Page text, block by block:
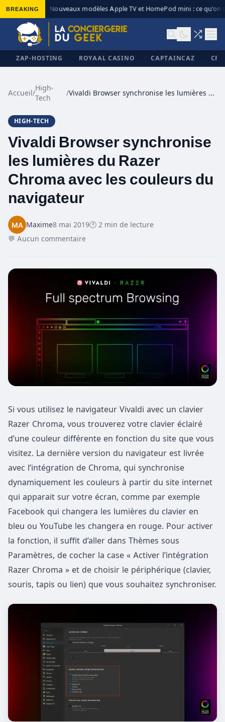
BREAKING Nouveaux modèles Apple TV et HomePod mini : ce qu’on
ZAP-HOSTING ROYAAL CASINO CAPTAINCAZ
Accueil/
High-
Tech
/ Vivaldi Browser synchronise les lumières du Razer Chroma avec les couleurs du navigateur
HIGH-TECH
Vivaldi Browser synchronise
les lumières du Razer
Chroma avec les couleurs du
navigateur
Maxime8 mai 2019🕐 2 min de lecture
💬 Aucun commentaire
Si vous utilisez le navigateur Vivaldi avec un clavier
Razer Chroma, vous trouverez votre clavier éclairé
d’une couleur différente en fonction du site que vous
visitez. La dernière version du navigateur est livrée
avec l’intégration de Chroma, qui synchronise
dynamiquement les couleurs à partir du site internet
qui apparait sur votre écran, comme par exemple
Facebook qui changera les lumières du clavier en
bleu ou YouTube les changera en rouge. Pour activer
la fonction, il suffit d’aller dans Thèmes sous
Paramètres, de cocher la case « Activer l’intégration
Razer Chroma » et de choisir le périphérique (clavier,
souris, tapis ou lien) que vous souhaitez synchroniser.